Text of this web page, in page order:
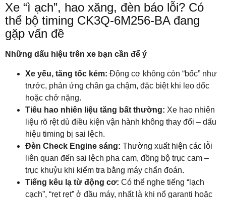
Xe “ì ạch”, hao xăng, đèn báo lỗi? Có
thể bộ timing CK3Q-6M256-BA đang
gặp vấn đề
Những dấu hiệu trên xe bạn cần để ý
Xe yếu, tăng tốc kém: Động cơ không còn “bốc” như
trước, phản ứng chân ga chậm, đặc biệt khi leo dốc
hoặc chở nặng.
Tiêu hao nhiên liệu tăng bất thường: Xe hao nhiên
liệu rõ rệt dù điều kiện vận hành không thay đổi – dấu
hiệu timing bị sai lệch.
Đèn Check Engine sáng: Thường xuất hiện các lỗi
liên quan đến sai lệch pha cam, đồng bộ trục cam –
trục khuỷu khi kiểm tra bằng máy chẩn đoán.
Tiếng kêu lạ từ động cơ: Có thể nghe tiếng “lạch
cạch”, “rẹt rẹt” ở đầu máy, nhất là khi nổ garanti hoặc